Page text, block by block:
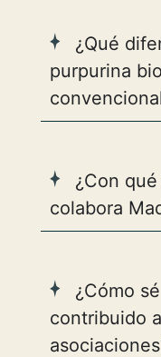
¿Qué
purpurina
¿Con
colabora
¿Cómo
contribuido